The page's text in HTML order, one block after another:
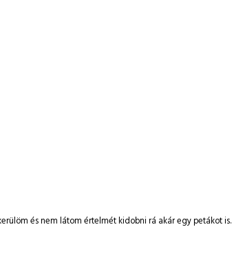
és nem látom értelmét kidobni rá akár egy petákot is.